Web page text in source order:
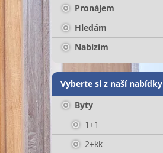
Pronájem
Hledám
Nabízím
Vyberte si z naší nabídky
Byty
1+1
2+kk